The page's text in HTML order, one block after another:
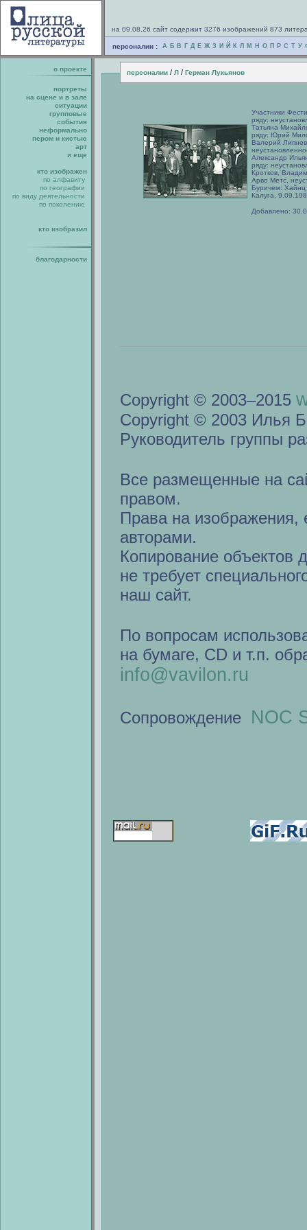
на 09.08.26 сайт содержит 3276 изображений 873
персоналии : А Б В Г Д Е Ж З И Й К Л М Н О П Р С Т У
о проекте персоналии / Л / Герман Лукьянов
портреты
на сцене и в зале
ситуации
групповые
события
неформально
пером и кистью
арт
и еще
кто изображен
по алфавиту
по географии
по виду деятельности
по поколению
кто изобразил
благодарности
Участники
ряду:
Татьяна
ряду: Юрий
Валерий
Александр
ряду:
Кротков,
Арво Метс,
Буричем: Хайнц
Калуга,
Добавлено:
Copyright © 2003–2015
Copyright © 2003 Илья
Руководитель группы
Все размещенные на
правом.
Права на изображения,
авторами.
Копирование объектов
не требует
наш сайт.
По вопросам
на бумаге, CD и т.п.
info@vavilon.ru
Сопровождение NOC